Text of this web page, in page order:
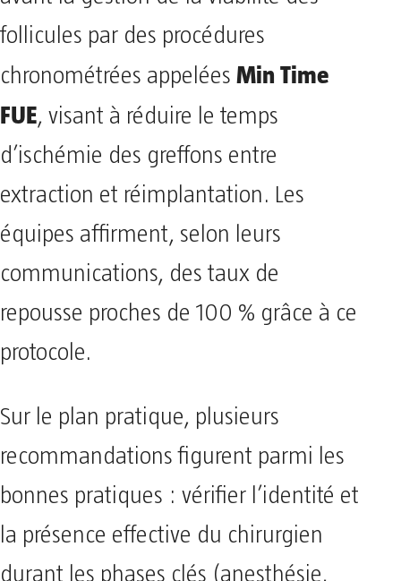
follicules par des procédures
chronométrées appelées Min Time
FUE, visant à réduire le temps
d’ischémie des greffons entre
extraction et réimplantation. Les
équipes affirment, selon leurs
communications, des taux de
repousse proches de 100 % grâce à ce
protocole.
Sur le plan pratique, plusieurs
recommandations figurent parmi les
bonnes pratiques : vérifier l’identité et
la présence effective du chirurgien
durant les phases clés (anesthésie,